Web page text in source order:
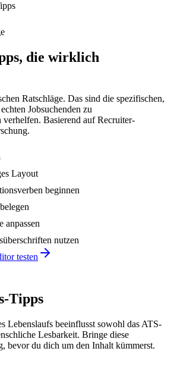
die wirklich
Ratschläge. Das sind die spezifischen,
Jobsuchenden zu
verhelfen. Basierend auf Recruiter-
Layout
beginnen
anpassen
nutzen
testen
Tipps
Lebenslaufs beeinflusst sowohl das ATS-
Lesbarkeit. Bringe diese
bevor du dich um den Inhalt kümmerst.